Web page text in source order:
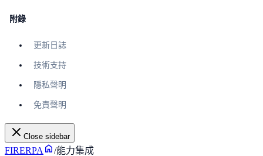
附錄
更新日誌
技術支持
隱私聲明
免責聲明
Close sidebar
FIRERPA /能力集成